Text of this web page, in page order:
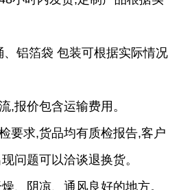
、铝箔袋 包装可根据实际情况
,报价包含运输费用。
要求,货品均有质检报告,客户
问题可以洽谈退换货。
、阴凉、通风良好的地方。